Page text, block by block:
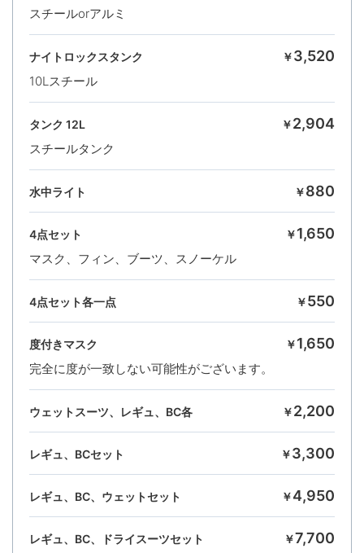
スチールorアルミ
ナイトロックスタンク ￥3,520
10Lスチール
タンク 12L ￥2,904
スチールタンク
水中ライト ￥880
4点セット ￥1,650
マスク、フィン、ブーツ、スノーケル
4点セット各一点 ￥550
度付きマスク ￥1,650
完全に度が一致しない可能性がございます。
ウェットスーツ、レギュ、BC各 ￥2,200
レギュ、BCセット ￥3,300
レギュ、BC、ウェットセット ￥4,950
レギュ、BC、ドライスーツセット ￥7,700